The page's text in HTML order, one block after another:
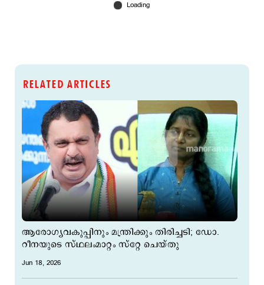
RELATED ARTICLES
ആരോഗ്യവകുപ്പിനും മന്ത്രിക്കും തിരിച്ചടി; ഡോ.
റീനയുടെ സ്ഥലംമാറ്റം സ്റ്റേ ചെയ്തു
Jun 18, 2026